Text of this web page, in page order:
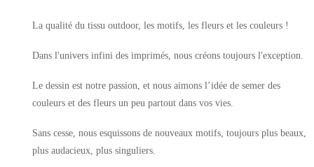
La qualité du tissu outdoor, les motifs, les fleurs et les couleurs !
Dans l'univers infini des imprimés, nous créons toujours l'exception.
Le dessin est notre passion, et nous aimons l’idée de semer des
couleurs et des fleurs un peu partout dans vos vies.
Sans cesse, nous esquissons de nouveaux motifs, toujours plus beaux,
plus audacieux, plus singuliers.